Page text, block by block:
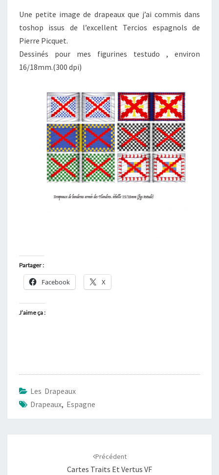
Une petite image de drapeaux que j’ai commis dans
toshop issus de l’excellent Tercios espagnols de
Pierre Picquet.
Dessinés pour mes figurines testudo , environ
16/18mm.(300 dpi)
Partager :
Facebook X
J’aime ça :
Les Drapeaux
Drapeaux, Espagne
Précédent
Cartes Traits Et Vertus VF